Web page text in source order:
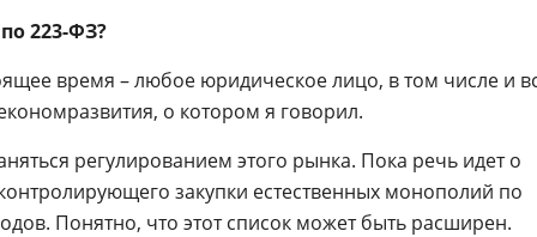
223-ФЗ?
время – любое юридическое лицо, в том числе и
о котором я говорил.
регулированием этого рынка. Пока речь идет о
закупки естественных монополий по
Понятно, что этот список может быть расширен.